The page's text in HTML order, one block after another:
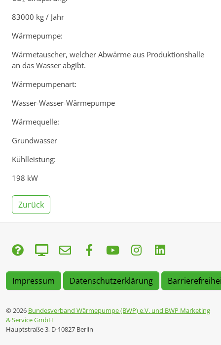
83000 kg / Jahr
Wärmepumpe:
Wärmetauscher, welcher Abwärme aus Produktionshalle
an das Wasser abgibt.
Wärmepumpenart:
Wasser-Wasser-Wärmepumpe
Wärmequelle:
Grundwasser
Kühlleistung:
198 kW
Zurück
Impressum Datenschutzerklärung
© 2026 Bundesverband Wärmepumpe (BWP) e.V. und BWP Marketing
& Service GmbH
Hauptstraße 3, D-10827 Berlin